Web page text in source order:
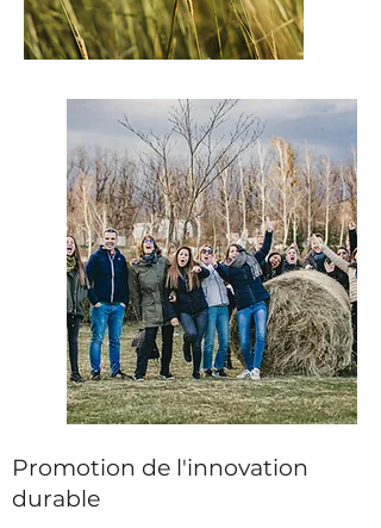
Promotion de l'innovation
durable